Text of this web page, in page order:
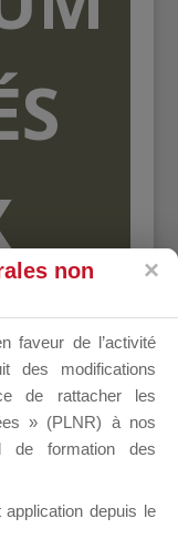
non
faveur de l’activité
des modifications
de rattacher les
» (PLNR) à nos
de formation des
application depuis le